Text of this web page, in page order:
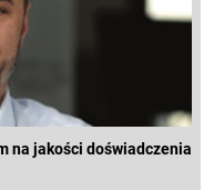
na jakości doświadczenia